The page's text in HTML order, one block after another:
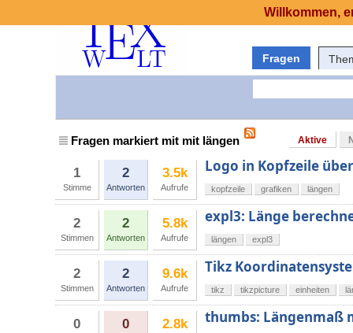
Fragen
Fragen markiert mit mit längen Aktive
1
Stimme
2
Antworten
3.5k
Aufrufe
Logo in Kopfzeile
kopfzeile grafiken längen
2
Stimmen
2
Antworten
5.8k
Aufrufe
expl3: Länge
längen expl3
2
Stimmen
2
Antworten
9.6k
Aufrufe
Tikz
tikz tikzpicture einheiten
0 0 2.8k thumbs: Längenmaß
Willkommen,